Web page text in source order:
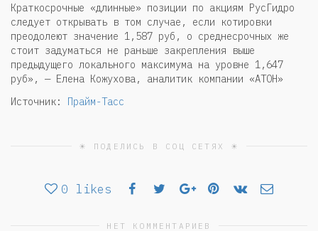
Краткосрочные «длинные» позиции по акциям РусГидро
следует открывать в том случае, если котировки
преодолеют значение 1,587 руб, о среднесрочных же
стоит задуматься не раньше закрепления выше
предыдущего локального максимума на уровне 1,647
руб», — Елена Кожухова, аналитик компании «АТОН»
Источник: Прайм-Тасс
☀ ПОДЕЛИСЬ В СОЦ СЕТЯХ ☀
0 likes
НЕТ КОММЕНТАРИЕВ